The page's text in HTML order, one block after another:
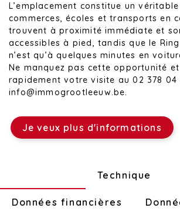
L’emplacement constitue un
commerces, écoles et transports en
trouvent à proximité immédiate et
accessibles à pied, tandis que le
n’est qu’à quelques minutes en
Ne manquez pas cette opportunité
rapidement votre visite au 02 378 04
info@immogrootleeuw.be.
Je veux plus d'informations
Technique
Données financières